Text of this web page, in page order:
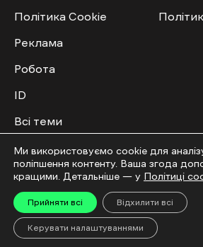
Політика Cookie
Реклама
Робота
ID
Всі теми
Публічний договір
Мультимедіа
Відео
Фото
Ми використовуємо cookie для
поліпшення контенту. Ваша згода
кращими. Детальніше — у Політиці
Прийняти всі Відхилити всі
Керувати налаштуваннями